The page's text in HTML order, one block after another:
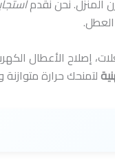
إصلاح الأعطال
لتمنحك حرارة